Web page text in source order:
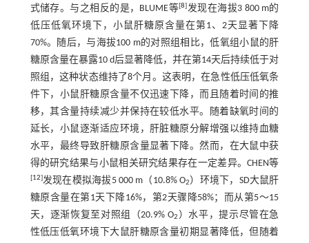
式储存。与之相反的是，BLUME等[8]发现在海拔3 800 m的
低压低氧环境下，小鼠肝糖原含量在第1、2天显著下降
70%。随后，与海拔100 m的对照组相比，低氧组小鼠的肝
糖原含量在暴露10 d后显著降低，并在第14天后持续低于对
照组，这种状态维持了8个月。这表明，在急性低压低氧条
件下，小鼠肝糖原含量不仅迅速下降，而且随着时间的推
移，其含量持续减少并保持在较低水平。随着缺氧时间的
延长，小鼠逐渐适应环境，肝脏糖原分解增强以维持血糖
水平，最终导致肝糖原含量显著下降。然而，在大鼠中获
得的研究结果与小鼠相关研究结果存在一定差异。CHEN等
[12]发现在模拟海拔5 000 m（10.8% O2 ）环境下，SD大鼠肝
糖原含量在第1天下降16%，第2天骤降58%；而从第5～15
天，逐渐恢复至对照组（20.9% O2 ）水平，提示尽管在急
性低压低氧环境下大鼠肝糖原含量初期显著降低，但随着